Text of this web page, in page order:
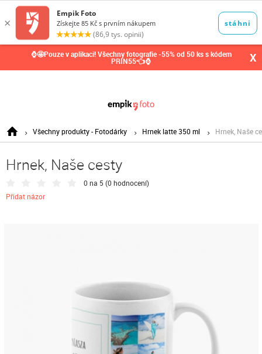
⌚🤩Pouze v aplikaci! Všechny fotografie -55% od 50 ks s kódem
PRIN55👈⌚ X
Všechny produkty - Fotodárky Hrnek latte 350 ml Hrnek, Naše
Hrnek, Naše cesty
0 na 5 (0 hodnocení)
Přidat názor